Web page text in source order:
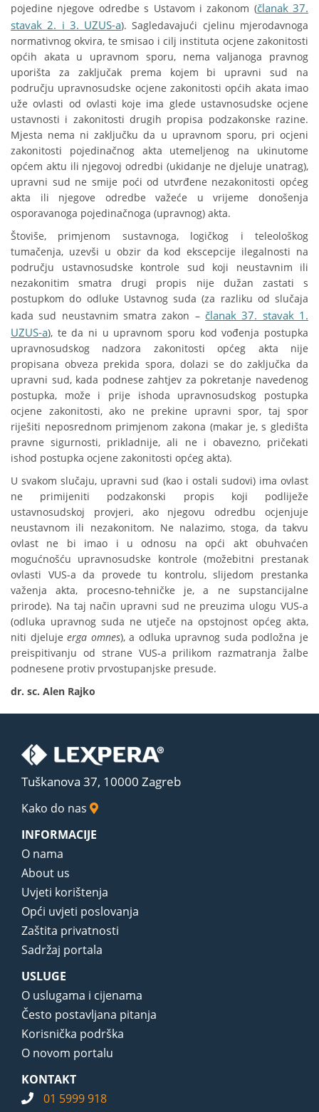
pojedine njegove odredbe s Ustavom i zakonom (članak 37.
stavak 2. i 3. UZUS-a). Sagledavajući cjelinu mjerodavnoga
normativnog okvira, te smisao i cilj instituta ocjene zakonitosti
općih akata u upravnom sporu, nema valjanoga pravnog
uporišta za zaključak prema kojem bi upravni sud na
području upravnosudske ocjene zakonitosti općih akata imao
uže ovlasti od ovlasti koje ima glede ustavnosudske ocjene
ustavnosti i zakonitosti drugih propisa podzakonske razine.
Mjesta nema ni zaključku da u upravnom sporu, pri ocjeni
zakonitosti pojedinačnog akta utemeljenog na ukinutome
općem aktu ili njegovoj odredbi (ukidanje ne djeluje unatrag),
upravni sud ne smije poći od utvrđene nezakonitosti općeg
akta ili njegove odredbe važeće u vrijeme donošenja
osporavanoga pojedinačnoga (upravnog) akta.
Štoviše, primjenom sustavnoga, logičkog i teleološkog
tumačenja, uzevši u obzir da kod ekscepcije ilegalnosti na
području ustavnosudske kontrole sud koji neustavnim ili
nezakonitim smatra drugi propis nije dužan zastati s
postupkom do odluke Ustavnog suda (za razliku od slučaja
kada sud neustavnim smatra zakon – članak 37. stavak 1.
UZUS-a), te da ni u upravnom sporu kod vođenja postupka
upravnosudskog nadzora zakonitosti općeg akta nije
propisana obveza prekida spora, dolazi se do zaključka da
upravni sud, kada podnese zahtjev za pokretanje navedenog
postupka, može i prije ishoda upravnosudskog postupka
ocjene zakonitosti, ako ne prekine upravni spor, taj spor
riješiti neposrednom primjenom zakona (makar je, s gledišta
pravne sigurnosti, prikladnije, ali ne i obavezno, pričekati
ishod postupka ocjene zakonitosti općeg akta).
U svakom slučaju, upravni sud (kao i ostali sudovi) ima ovlast
ne primijeniti podzakonski propis koji podliježe
ustavnosudskoj provjeri, ako njegovu odredbu ocjenjuje
neustavnom ili nezakonitom. Ne nalazimo, stoga, da takvu
ovlast ne bi imao i u odnosu na opći akt obuhvaćen
mogućnošću upravnosudske kontrole (možebitni prestanak
ovlasti VUS-a da provede tu kontrolu, slijedom prestanka
važenja akta, procesno-tehničke je, a ne supstancijalne
prirode). Na taj način upravni sud ne preuzima ulogu VUS-a
(odluka upravnog suda ne utječe na opstojnost općeg akta,
niti djelujeerga omnes), a odluka upravnog suda podložna je
preispitivanju od strane VUS-a prilikom razmatranja žalbe
podnesene protiv prvostupanjske presude.
dr. sc. Alen Rajko
Tuškanova 37, 10000 Zagreb
Kako do nas
INFORMACIJE
O nama
About us
Uvjeti korištenja
Opći uvjeti poslovanja
Zaštita privatnosti
Sadržaj portala
USLUGE
O uslugama i cijenama
Često postavljana pitanja
Korisnička podrška
O novom portalu
KONTAKT
01 5999 918